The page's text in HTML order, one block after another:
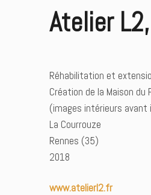
Atelier
Réhabilitation et
Création de la Maison
(images intérieurs avant
La Courrouze
Rennes (35)
2018
www.atelierl2.fr